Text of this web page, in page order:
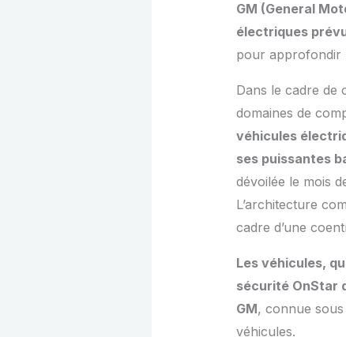
GM (General
électriques
pour approfondir
Dans le cadre de
domaines de
véhicules
ses puissantes
dévoilée le mois
L’architecture
cadre d’une
Les véhicules,
sécurité OnStar
GM, connue
véhicules.